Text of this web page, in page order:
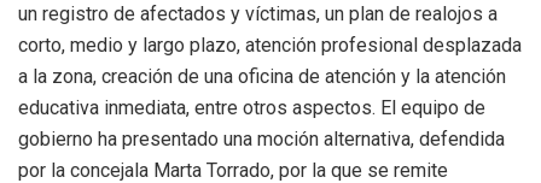
un registro de afectados y víctimas, un plan de realojos a
corto, medio y largo plazo, atención profesional desplazada
a la zona, creación de una oficina de atención y la atención
educativa inmediata, entre otros aspectos. El equipo de
gobierno ha presentado una moción alternativa, defendida
por la concejala Marta Torrado, por la que se remite